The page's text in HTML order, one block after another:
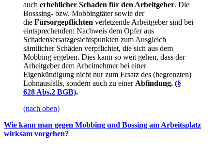
auch erheblicher Schaden für den Arbeitgeber. Die
Bosssing- bzw. Mobbingtäter sowie der
die Fürsorgepflichten verletzende Arbeitgeber sind bei
eintsprechendem Nachweis dem Opfer aus
Schadensersatzgesichtspunkten zum Ausgleich
sämtlicher Schäden verpflichtet, die sich aus dem
Mobbing ergeben. Dies kann so weit gehen, dass der
Arbeitgeber dem Arbeitnehmer bei einer
Eigenkündigung nicht nur zum Ersatz des (begrenzten)
Lohnausfalls, sondern auch zu einer Abfindung. (§
628 Abs.2 BGB).
(nach oben)
Wie kann man gegen Mobbing und Bossing am Arbeitsplatz
wirksam vorgehen?